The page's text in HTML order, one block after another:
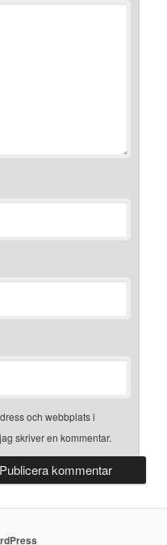
och webbplats i
skriver en kommentar.